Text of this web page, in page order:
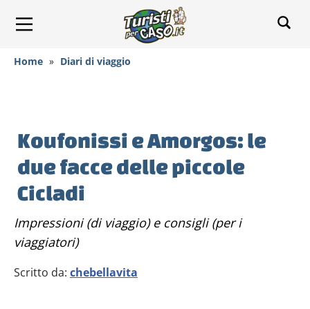
Home » Diari di viaggio
Koufonissi e Amorgos: le
due facce delle piccole
Cicladi
Impressioni (di viaggio) e consigli (per i
viaggiatori)
Scritto da: chebellavita